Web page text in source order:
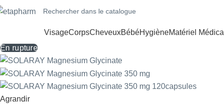
VisageCorpsCheveuxBébéHygièneMatériel Médical
En rupture
Agrandir